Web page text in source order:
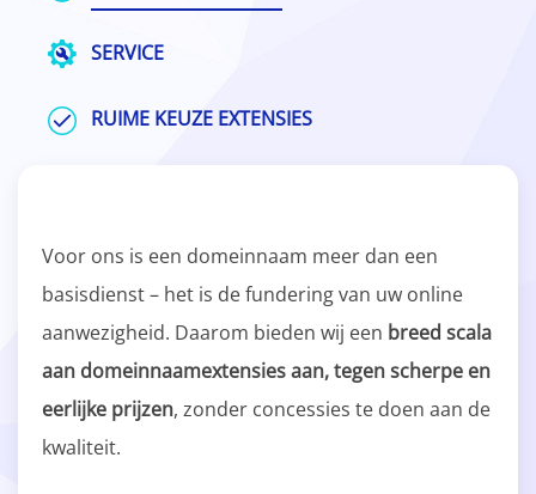
SERVICE
RUIME KEUZE EXTENSIES
Voor ons is een domeinnaam meer dan een
basisdienst – het is de fundering van uw online
aanwezigheid. Daarom bieden wij een breed scala
aan domeinnaamextensies aan, tegen scherpe en
eerlijke prijzen, zonder concessies te doen aan de
kwaliteit.